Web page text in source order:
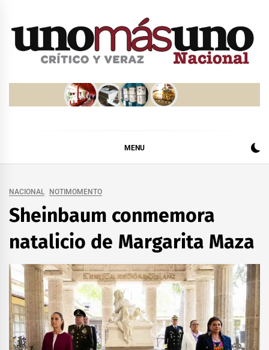
MENU
NACIONAL NOTIMOMENTO
Sheinbaum conmemora
natalicio de Margarita Maza